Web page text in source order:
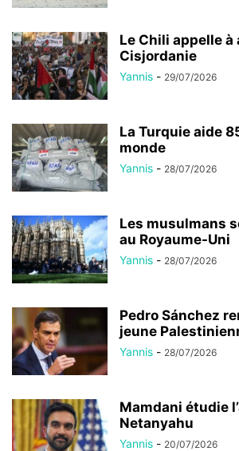
Le Chili appelle à
Cisjordanie
Yannis - 29/07/2026
La Turquie aide
monde
Yannis - 28/07/2026
Les musulmans
au Royaume-Uni
Yannis - 28/07/2026
Pedro Sánchez
jeune
Yannis - 28/07/2026
Mamdani étudie
Netanyahu
Yannis - 20/07/2026